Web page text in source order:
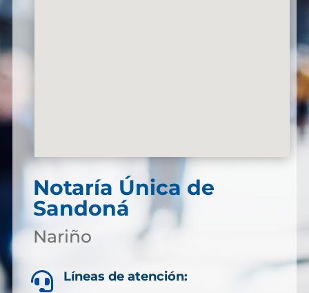
Notaría Única de
Sandoná
Nariño
 Líneas de atención: